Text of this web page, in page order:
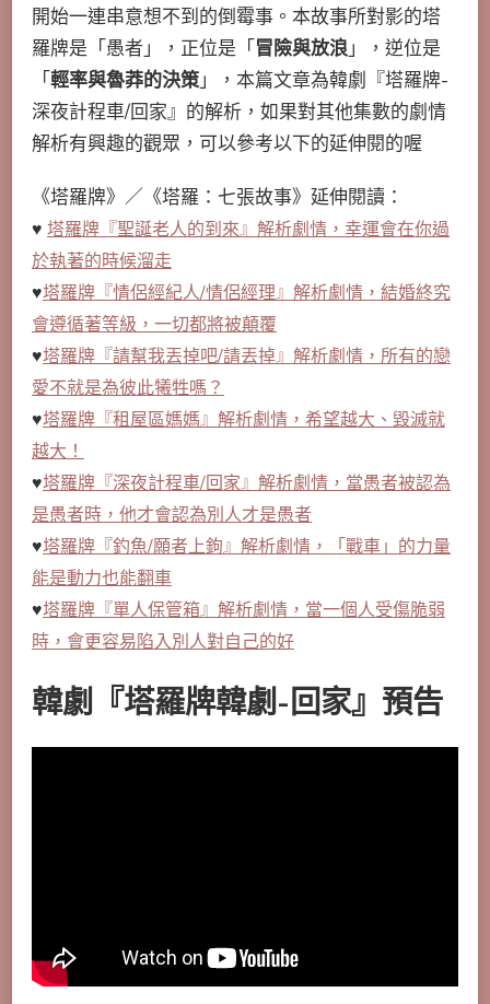
開始一連串意想不到的倒霉事。本故事所對影的塔
羅牌是「愚者」，正位是「冒險與放浪」，逆位是
「輕率與魯莽的決策」，本篇文章為韓劇『塔羅牌-
深夜計程車/回家』的解析，如果對其他集數的劇情
解析有興趣的觀眾，可以參考以下的延伸閱的喔
《塔羅牌》／《塔羅：七張故事》延伸閱讀：
♥ 塔羅牌『聖誕老人的到來』解析劇情，幸運會在你過
於執著的時候溜走
♥塔羅牌『情侶經紀人/情侶經理』解析劇情，結婚終究
會遵循著等級，一切都將被顛覆
♥塔羅牌『請幫我丟掉吧/請丟掉』解析劇情，所有的戀
愛不就是為彼此犧牲嗎？
♥塔羅牌『租屋區媽媽』解析劇情，希望越大、毀滅就
越大！
♥塔羅牌『深夜計程車/回家』解析劇情，當愚者被認為
是愚者時，他才會認為別人才是愚者
♥塔羅牌『釣魚/願者上鉤』解析劇情，「戰車」的力量
能是動力也能翻車
♥塔羅牌『單人保管箱』解析劇情，當一個人受傷脆弱
時，會更容易陷入別人對自己的好
韓劇『塔羅牌韓劇-回家』預告